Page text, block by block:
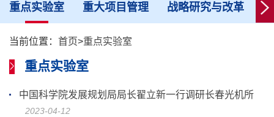
重点实验室 重大项目管理 战略研究与改革
当前位置： 首页>重点实验室
重点实验室
中国科学院发展规划局局长翟立新一行调研长春光机所
2023-04-12